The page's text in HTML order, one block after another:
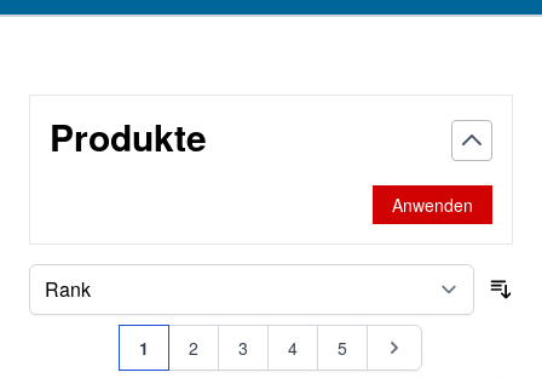
Produkte
Anwenden
Seite
Sie lesen gerade Seite
1 Seite
2 Seite
3 Seite
4 Seite
5 Seite